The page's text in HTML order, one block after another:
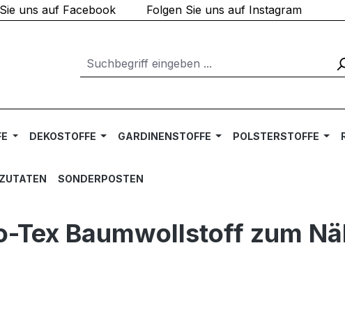
uns auf Facebook Folgen Sie uns auf Instagram
DEKOSTOFFE GARDINENSTOFFE POLSTERSTOFFE
ZUTATEN SONDERPOSTEN
Tex Baumwollstoff zum